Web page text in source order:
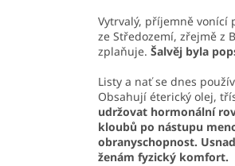
Vytrvalý, příjemně vonící
ze Středozemí, zřejmě z
zplaňuje. Šalvěj byla
Listy a nať se dnes
Obsahují éterický olej,
udržovat hormonální
kloubů po nástupu
obranyschopnost.
ženám fyzický komfort.